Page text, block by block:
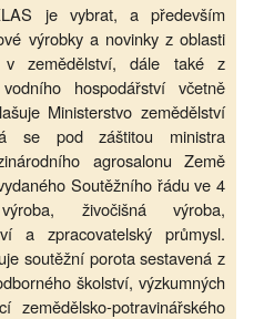
je vybrat, a především
výrobky a novinky z oblasti
v zemědělství, dále také z
hospodářství včetně
Ministerstvo zemědělství
se pod záštitou ministra
agrosalonu Země
Soutěžního řádu ve 4
živočišná výroba,
a zpracovatelský průmysl.
soutěžní porota sestavená z
školství, výzkumných
zemědělsko-potravinářského